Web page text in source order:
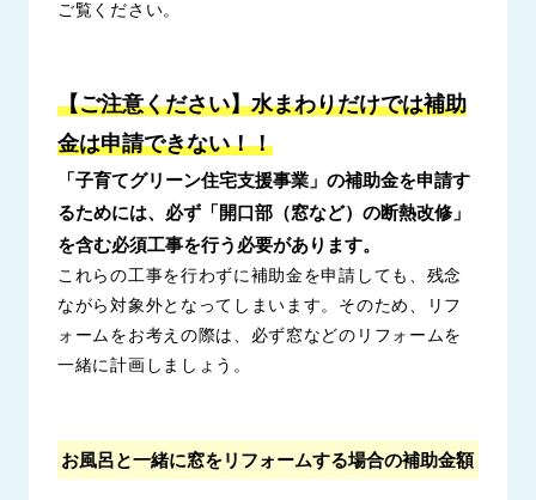
ご覧ください。
【ご注意ください】水まわりだけでは補助
金は申請できない！！
「子育てグリーン住宅支援事業」の補助金を申請す
るためには、必ず 「開口部（窓など）の断熱改修」
を含む必須工事を行う必要があります。
これらの工事を行わずに補助金を申請しても、残念
ながら対象外となってしまいます。そのため、リフ
ォームをお考えの際は、必ず窓などのリフォームを
一緒に計画しましょう。
お風呂と一緒に窓をリフォームする場合の補助金額